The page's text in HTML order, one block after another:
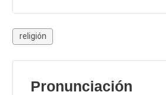
religión
Pronunciación